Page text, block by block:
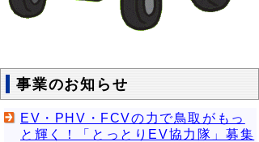
事業のお知らせ
EV・PHV・FCVの力で鳥取がもっ
と輝く！「とっとりEV協力隊」募集